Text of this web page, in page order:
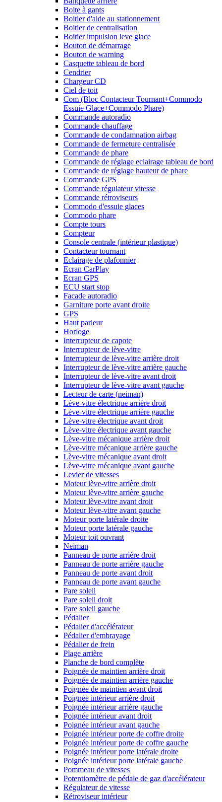
Boite à gants
Boitier d'aide au stationnement
Boitier de centralisation
Boitier impulsion leve glace
Bouton de démarrage
Bouton de warning
Casquette tableau de bord
Cendrier
Chargeur CD
Ciel de toit
Com (Bloc Contacteur Tournant+Commodo
Essuie Glace+Commodo Phare)
Commande autoradio
Commande chauffage
Commande de condamnation airbag
Commande de fermeture centralisée
Commande de phare
Commande de réglage eclairage tableau de bord
Commande de réglage hauteur de phare
Commande GPS
Commande régulateur vitesse
Commande rétroviseurs
Commodo d'essuie glaces
Commodo phare
Compte tours
Compteur
Console centrale (intérieur plastique)
Contacteur tournant
Eclairage de plafonnier
Ecran CarPlay
Ecran GPS
ECU start stop
Facade autoradio
Garniture porte avant droite
GPS
Haut parleur
Horloge
Interrupteur de capote
Interrupteur de lève-vitre
Interrupteur de lève-vitre arrière droit
Interrupteur de lève-vitre arrière gauche
Interrupteur de lève-vitre avant droit
Interrupteur de lève-vitre avant gauche
Lecteur de carte (neiman)
Lève-vitre électrique arrière droit
Lève-vitre électrique arrière gauche
Lève-vitre électrique avant droit
Lève-vitre électrique avant gauche
Lève-vitre mécanique arrière droit
Lève-vitre mécanique arrière gauche
Lève-vitre mécanique avant droit
Lève-vitre mécanique avant gauche
Levier de vitesses
Moteur lève-vitre arrière droit
Moteur lève-vitre arrière gauche
Moteur lève-vitre avant droit
Moteur lève-vitre avant gauche
Moteur porte latérale droite
Moteur porte latérale gauche
Moteur toit ouvrant
Neiman
Panneau de porte arrière droit
Panneau de porte arrière gauche
Panneau de porte avant droit
Panneau de porte avant gauche
Pare soleil
Pare soleil droit
Pare soleil gauche
Pédalier
Pédalier d'accélérateur
Pédalier d'embrayage
Pédalier de frein
Plage arrière
Planche de bord complète
Poignée de maintien arrière droit
Poignée de maintien arrière gauche
Poignée de maintien avant droit
Poignée intérieur arrière droit
Poignée intérieur arrière gauche
Poignée intérieur avant droit
Poignée intérieur avant gauche
Poignée intérieur porte de coffre droite
Poignée intérieur porte de coffre gauche
Poignée intérieur porte latérale droite
Poignée intérieur porte latérale gauche
Pommeau de vitesses
Potentiomètre de pédale de gaz d'accélérateur
Régulateur de vitesse
Rétroviseur intérieur